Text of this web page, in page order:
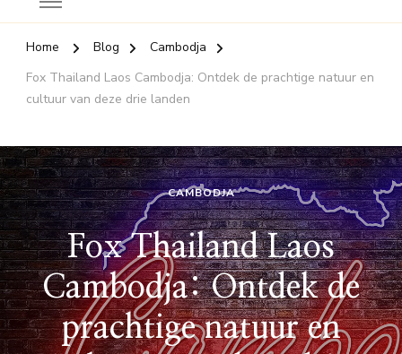
Home Blog
Cambodja
Fox Thailand Laos Cambodja: Ontdek de prachtige natuur en
cultuur van deze drie landen
CAMBODJA
Fox Thailand Laos
Cambodja: Ontdek de
prachtige natuur en